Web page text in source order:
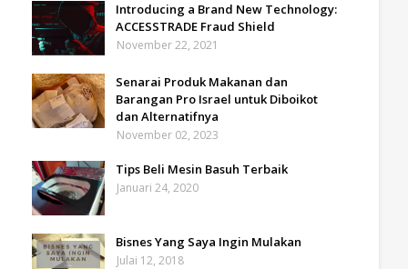
Introducing a Brand New Technology:
ACCESSTRADE Fraud Shield
November 22, 2021
Senarai Produk Makanan dan
Barangan Pro Israel untuk Diboikot
dan Alternatifnya
November 02, 2023
Tips Beli Mesin Basuh Terbaik
Januari 24, 2020
Bisnes Yang Saya Ingin Mulakan
Julai 12, 2018